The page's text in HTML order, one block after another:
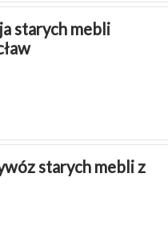
starych mebli
starych mebli z